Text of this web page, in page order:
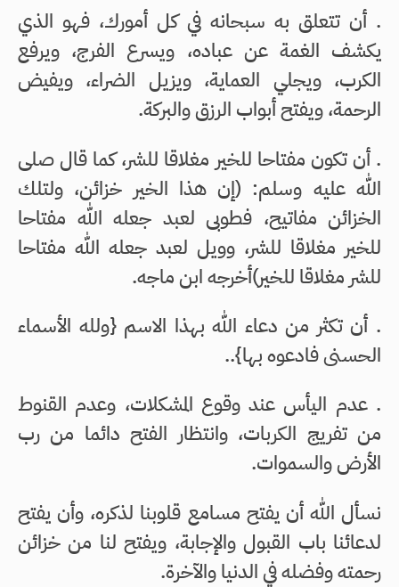
. أن تتعلق به سبحانه في كل أمورك، فهو الذي
يكشف الغمة عن عباده، ويسرع الفرج، ويرفع
الكرب، ويجلي العماية، ويزيل الضراء، ويفيض
الرحمة، ويفتح أبواب الرزق والبركة.
. أن تكون مفتاحا للخير مغلاقا للشر، كما قال صلى
الله عليه وسلم: (إن هذا الخير خزائن، ولتلك
الخزائن مفاتيح، فطوبى لعبد جعله الله مفتاحا
للخير مغلاقا للشر، وويل لعبد جعله الله مفتاحا
للشر مغلاقا للخير)أخرجه ابن ماجه.
. أن تكثر من دعاء الله بهذا الاسم {ولله الأسماء
الحسنى فادعوه بها}..
. عدم اليأس عند وقوع المشكلات، وعدم القنوط
من تفريج الكربات، وانتظار الفتح دائما من رب
الأرض والسموات.
نسأل الله أن يفتح مسامع قلوبنا لذكره، وأن يفتح
لدعائنا باب القبول والإجابة، ويفتح لنا من خزائن
رحمته وفضله في الدنيا والآخرة.